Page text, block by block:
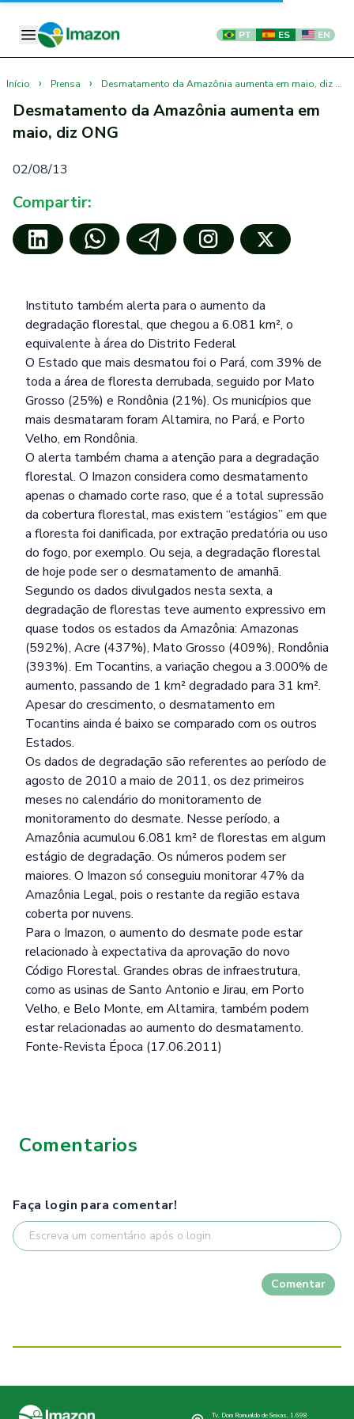
PT ES EN
Início › Prensa › Desmatamento da Amazônia aumenta em maio, diz ONG
Desmatamento da Amazônia aumenta em
maio, diz ONG
02/08/13
Compartir:
Instituto também alerta para o aumento da
degradação florestal, que chegou a 6.081 km², o
equivalente à área do Distrito Federal
O Estado que mais desmatou foi o Pará, com 39% de
toda a área de floresta derrubada, seguido por Mato
Grosso (25%) e Rondônia (21%). Os municípios que
mais desmataram foram Altamira, no Pará, e Porto
Velho, em Rondônia.
O alerta também chama a atenção para a degradação
florestal. O Imazon considera como desmatamento
apenas o chamado corte raso, que é a total supressão
da cobertura florestal, mas existem “estágios” em que
a floresta foi danificada, por extração predatória ou uso
do fogo, por exemplo. Ou seja, a degradação florestal
de hoje pode ser o desmatamento de amanhã.
Segundo os dados divulgados nesta sexta, a
degradação de florestas teve aumento expressivo em
quase todos os estados da Amazônia: Amazonas
(592%), Acre (437%), Mato Grosso (409%), Rondônia
(393%). Em Tocantins, a variação chegou a 3.000% de
aumento, passando de 1 km² degradado para 31 km².
Apesar do crescimento, o desmatamento em
Tocantins ainda é baixo se comparado com os outros
Estados.
Os dados de degradação são referentes ao período de
agosto de 2010 a maio de 2011, os dez primeiros
meses no calendário do monitoramento de
monitoramento do desmate. Nesse período, a
Amazônia acumulou 6.081 km² de florestas em algum
estágio de degradação. Os números podem ser
maiores. O Imazon só conseguiu monitorar 47% da
Amazônia Legal, pois o restante da região estava
coberta por nuvens.
Para o Imazon, o aumento do desmate pode estar
relacionado à expectativa da aprovação do novo
Código Florestal. Grandes obras de infraestrutura,
como as usinas de Santo Antonio e Jirau, em Porto
Velho, e Belo Monte, em Altamira, também podem
estar relacionadas ao aumento do desmatamento.
Fonte-Revista Época (17.06.2011)
Comentarios
Faça login para comentar!
Comentar
Tv. Dom Romualdo de Seixas, 1.698